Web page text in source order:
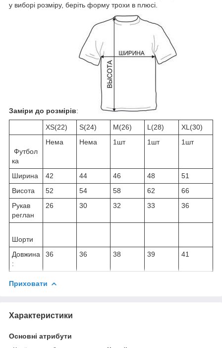
у виборі розміру, беріть форму трохи в плюсі.
Заміри до розмірів:
XS(22) S(24) M(26) L(28) XL(30)
Футбол
ка
Нема Нема 1шт 1шт 1шт
Ширина 42 44 46 48
51
Висота
52 54 58 62
66
Рукав
реглан
26 30 32 33 36
Шорти
Довжина
:
36 36 38 39 41
Приховати
Характеристики
Основні атрибути